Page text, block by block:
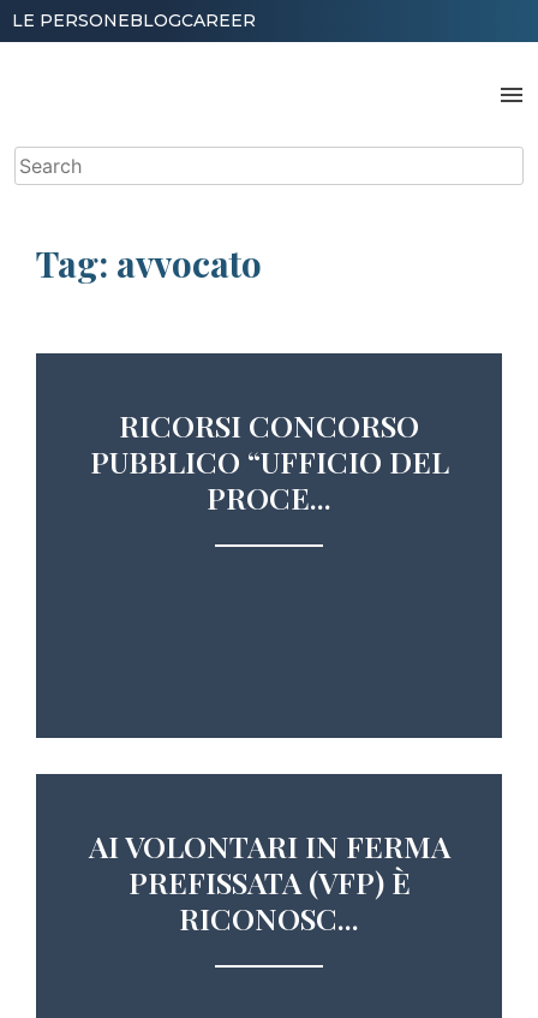
Skip
to
LE PERSONEBLOGCAREER
menu
Search
for:
Tag: avvocato
RICORSI CONCORSO
PUBBLICO “UFFICIO DEL
PROCE...
AI VOLONTARI IN FERMA
PREFISSATA (VFP) È
RICONOSC...